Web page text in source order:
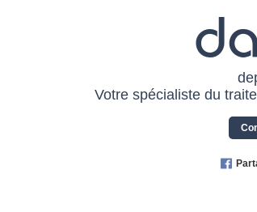
Votre spécialiste du